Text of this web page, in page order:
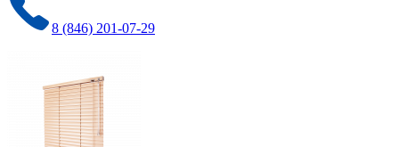
8 (846) 201-07-29